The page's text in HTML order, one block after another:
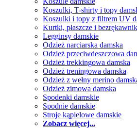
Koszulki, T-shirty i topy
Koszulki i topy z filtrem UV
Kurtki, płaszcze i
Legginsy damskie
Odzież narciarska damska
Odzież przeciwdeszczowa
Odzież trekkingowa damska
Odzież treningowa damska
Odzież z wełny merino
Odzież zimowa damska
Spodenki damskie
Spodnie damskie
Stroje kąpielowe damskie
Zobacz więcej...